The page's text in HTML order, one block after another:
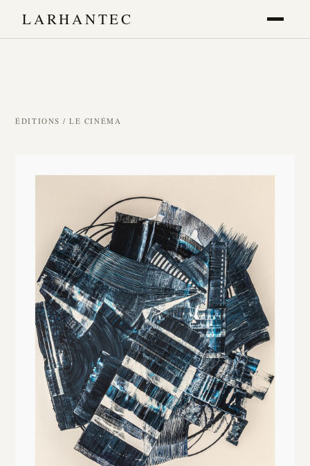
LARHANTEC
ÉDITIONS / LE CINÉMA